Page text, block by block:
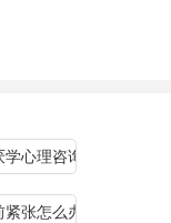
心理咨询
张怎么办